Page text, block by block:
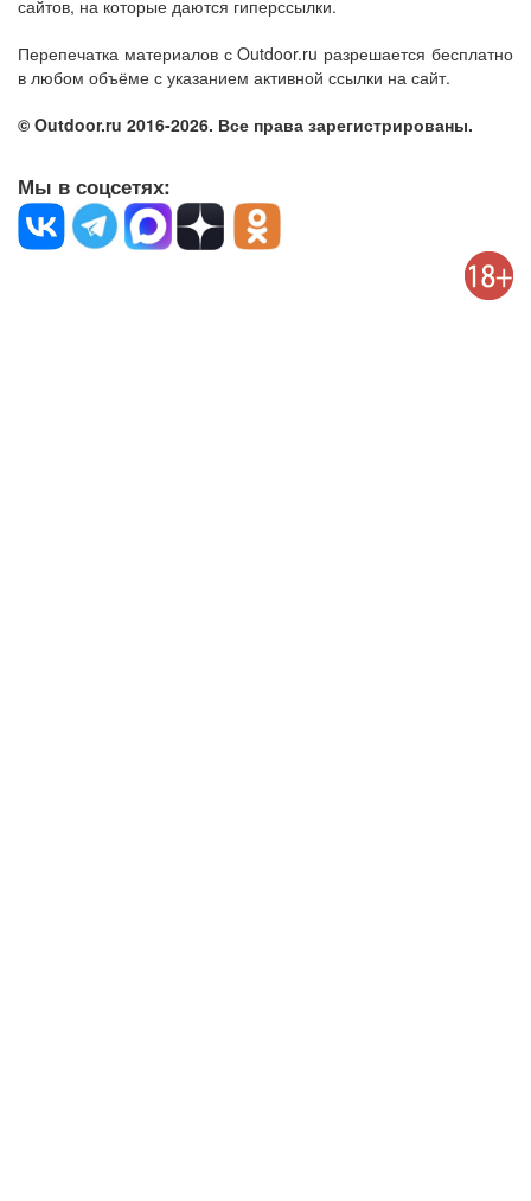
сайтов, на которые даются гиперссылки.
Перепечатка материалов с Outdoor.ru разрешается бесплатно
в любом объёме с указанием активной ссылки на сайт.
© Outdoor.ru 2016-2026. Все права зарегистрированы.
Мы в соцсетях: